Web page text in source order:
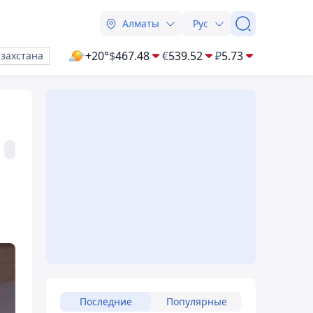
Алматы Рус
+20°$467.48 €539.52 ₽5.73
Последние Популярные